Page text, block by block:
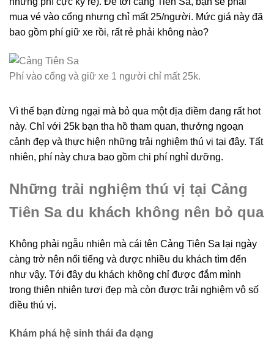
mua vé vào cổng nhưng chỉ mất 25/người. Mức giá này đã
bao gồm phí giữ xe rồi, rất rẻ phải không nào?
Phí vào cổng và giữ xe 1 người chỉ mất 25k.
Vì thế bạn đừng ngại mà bỏ qua một địa điềm đang rất hot
này. Chỉ với 25k bạn tha hồ tham quan, thưởng ngoạn
cảnh đẹp và thực hiện những trải nghiệm thú vị tại đây. Tất
nhiên, phí này chưa bao gồm chi phí nghỉ dưỡng.
Những trải nghiệm thú vị tại Cảng
Tiên Sa du khách không nên bỏ qua
Không phải ngẫu nhiên mà cái tên Cảng Tiên Sa lại ngày
càng trở nên nổi tiếng và được nhiều du khách tìm đến
như vậy. Tới đây du khách không chỉ được đắm mình
trong thiên nhiên tươi đẹp mà còn được trải nghiệm vô số
điều thú vị.
Khám phá hệ sinh thái đa dạng